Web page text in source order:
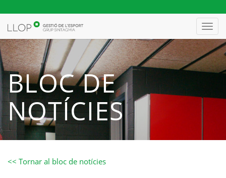
BLOC DE
NOTÍCIES
<< Tornar al bloc de notícies